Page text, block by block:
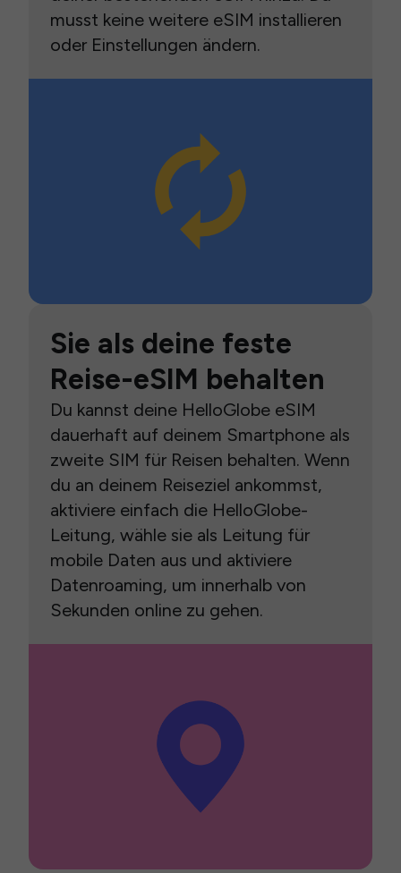
musst keine weitere eSIM installieren
oder Einstellungen ändern.
Sie als deine feste
Reise-eSIM behalten
Du kannst deine HelloGlobe eSIM
dauerhaft auf deinem Smartphone als
zweite SIM für Reisen behalten. Wenn
du an deinem Reiseziel ankommst,
aktiviere einfach die HelloGlobe-
Leitung, wähle sie als Leitung für
mobile Daten aus und aktiviere
Datenroaming, um innerhalb von
Sekunden online zu gehen.